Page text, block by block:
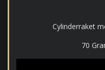
Cylinderraket
70